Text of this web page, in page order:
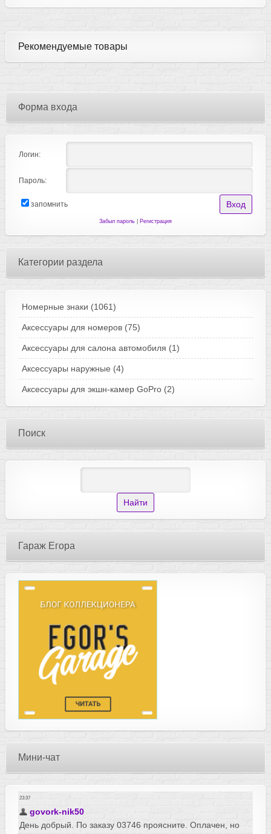
Рекомендуемые товары
Форма входа
Логин:
Пароль:
запомнить
Забыл пароль| Регистрация
Категории раздела
Номерные знаки (1061)
Аксессуары для номеров (75)
Аксессуары для салона автомобиля (1)
Аксессуары наружные (4)
Аксессуары для экшн-камер GoPro (2)
Поиск
Гараж Егора
Мини-чат